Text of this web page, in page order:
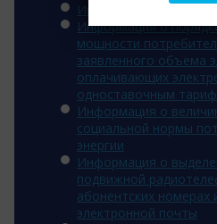
Инвестиционная
Информация о
мощности
заявленного объема
оплачивающих
одноставочным
Информация о
социальной нормы
энергии
Информация о
подвижной
абонентских номерах
электронной почты